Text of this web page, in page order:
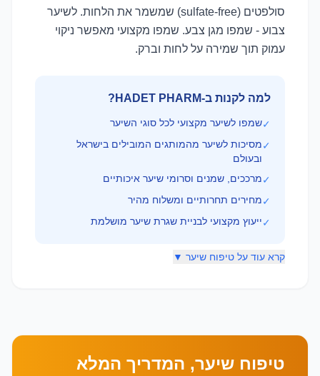
סולפטים (sulfate-free) שמשמר את הלחות. לשיער
צבוע - שמפו מגן צבע. שמפו מקצועי מאפשר ניקוי
עמוק תוך שמירה על לחות וברק.
למה לקנות ב-HADET PHARM?
✓שמפו לשיער מקצועי לכל סוגי השיער
✓מסיכות לשיער מהמותגים המובילים בישראל
ובעולם
✓מרככים, שמנים וסרומי שיער איכותיים
✓מחירים תחרותיים ומשלוח מהיר
✓ייעוץ מקצועי לבניית שגרת שיער מושלמת
קרא עוד על טיפוח שיער ▼
טיפוח שיער, המדריך המלא